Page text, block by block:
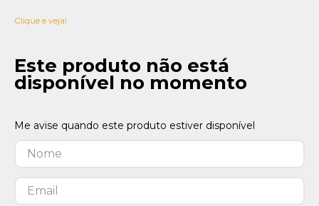
Clique e veja!
Este produto não está
disponível no momento